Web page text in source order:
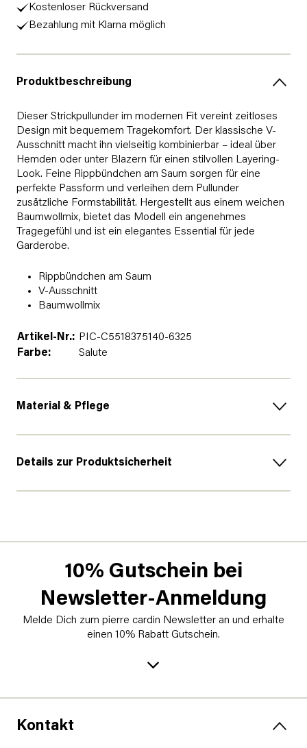
Kostenloser Rückversand
Bezahlung mit Klarna möglich
Produktbeschreibung
Dieser Strickpullunder im modernen Fit vereint zeitloses
Design mit bequemem Tragekomfort. Der klassische V-
Ausschnitt macht ihn vielseitig kombinierbar – ideal über
Hemden oder unter Blazern für einen stilvollen Layering-
Look. Feine Rippbündchen am Saum sorgen für eine
perfekte Passform und verleihen dem Pullunder
zusätzliche Formstabilität. Hergestellt aus einem weichen
Baumwollmix, bietet das Modell ein angenehmes
Tragegefühl und ist ein elegantes Essential für jede
Garderobe.
Rippbündchen am Saum
V-Ausschnitt
Baumwollmix
Artikel-Nr.: PIC-C5518375140-6325
Farbe:
Salute
Material & Pflege
Details zur Produktsicherheit
10% Gutschein bei
Newsletter-Anmeldung
Melde Dich zum pierre cardin Newsletter an und erhalte
einen 10% Rabatt Gutschein.
Kontakt